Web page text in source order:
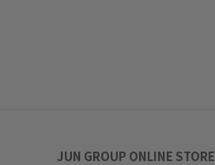
JUN GROUP ONLINE STORE